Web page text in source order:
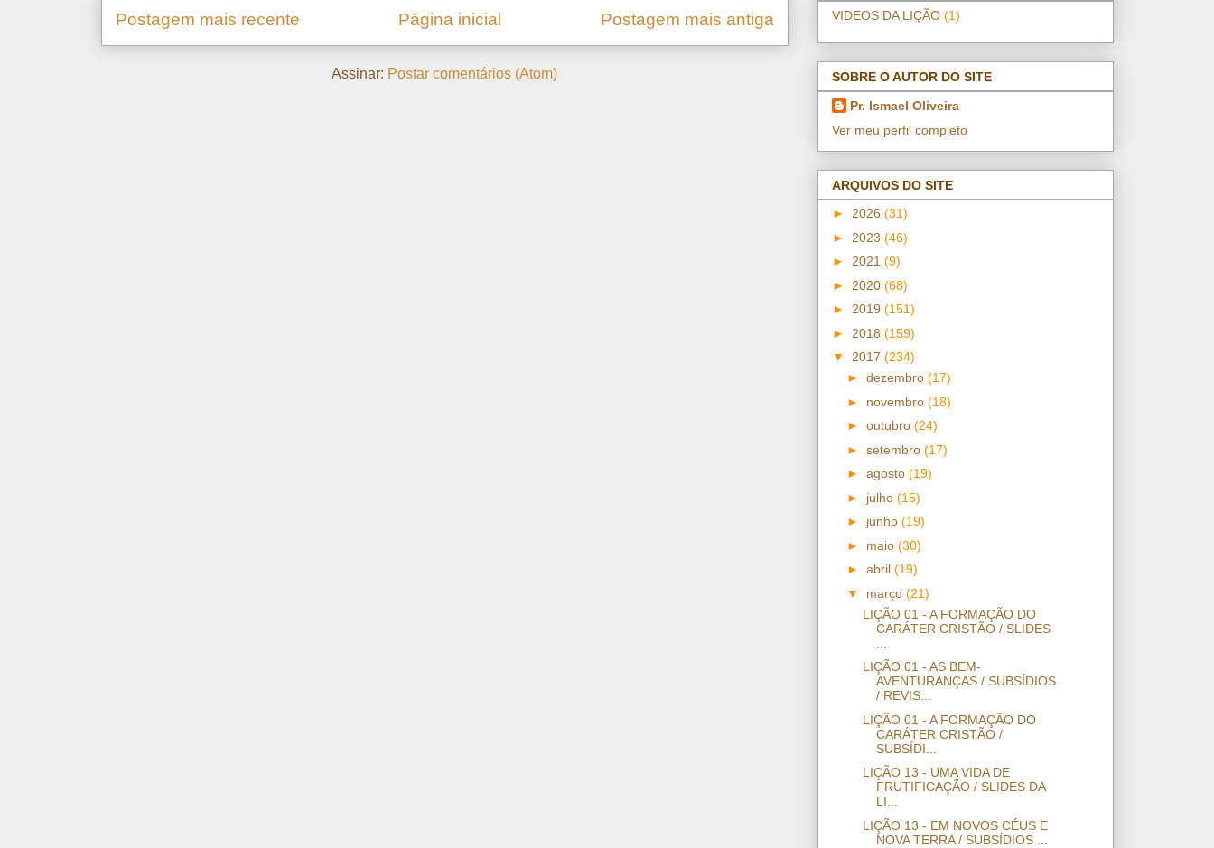
Postagem mais recente Postagem mais antiga
Página inicial
Assinar: Postar comentários (Atom)
VIDEOS DA LIÇÃO (1)
SOBRE O AUTOR DO SITE
Pr. Ismael Oliveira
Ver meu perfil completo
ARQUIVOS DO SITE
► 2026 (31)
► 2023 (46)
► 2021 (9)
► 2020 (68)
► 2019 (151)
► 2018 (159)
▼ 2017 (234)
►dezembro(17)
► novembro(18)
►outubro(24)
►setembro(17)
►agosto(19)
► julho(15)
► junho(19)
► maio(30)
►abril(19)
▼ março(21)
LIÇÃO 01 - A FORMAÇÃO DO
CARÁTER CRISTÃO / SLIDES
LIÇÃO 01 - AS BEM-
AVENTURANÇAS / SUBSÍDIOS
/ REVIS...
LIÇÃO 01 - A FORMAÇÃO DO
CARÁTER CRISTÃO /
SUBSÍDI...
LIÇÃO 13 - UMA VIDA DE
FRUTIFICAÇÃO / SLIDES DA
LI...
LIÇÃO 13 - EM NOVOS CÉUS E
NOVA TERRA / SUBSÍDIOS ...